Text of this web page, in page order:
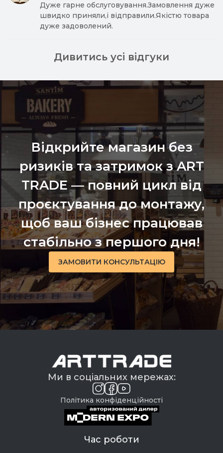
Дуже гарне обслуговування.Замовлення дуже
швидко приняли,і відправили.Якістю товара
дуже задоволений.
Дивитись усі відгуки
Відкрийте магазин без
ризиків та затримок з ART
TRADE — повний цикл від
проєктування до монтажу,
щоб ваш бізнес працював
стабільно з першого дня!
ЗАМОВИТИ КОНСУЛЬТАЦІЮ
Ми в соціальних мережах:
Політика конфіденційності
Час роботи